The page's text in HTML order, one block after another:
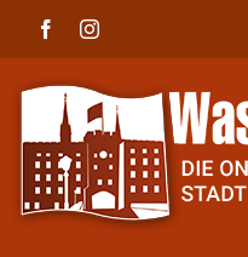
FacebookInstagram